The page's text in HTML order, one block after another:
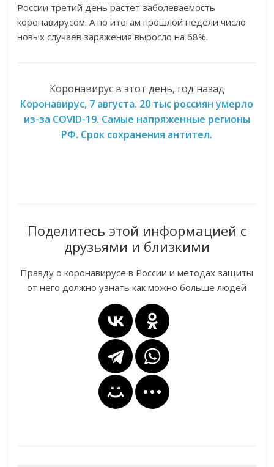
России третий день растет заболеваемость
коронавирусом. А по итогам прошлой недели число
новых случаев заражения выросло на 68%.
Коронавирус в этот день, год назад
Коронавирус, 7 августа. 20 тыс россиян умерло
из-за COVID-19. Самые напряженные регионы
РФ. Срок сохранения антител.
Поделитесь этой информацией с
друзьями и близкими
Правду о коронавирусе в России и методах защиты
от него должно узнать как можно больше людей